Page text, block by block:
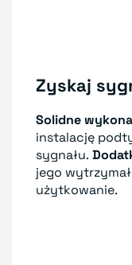
Zyskaj
Solidne
instalację
sygnału.
jego
użytkowanie.